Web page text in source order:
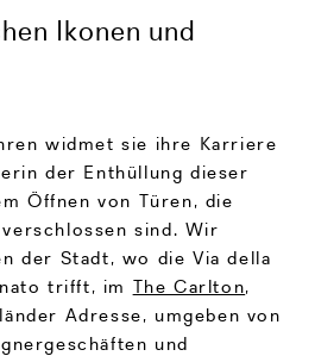
Ikonen und
widmet sie ihre Karriere
der Enthüllung dieser
Öffnen von Türen, die
sind. Wir
der Stadt, wo die Via della
trifft, im The Carlton,
Adresse, umgeben von
und